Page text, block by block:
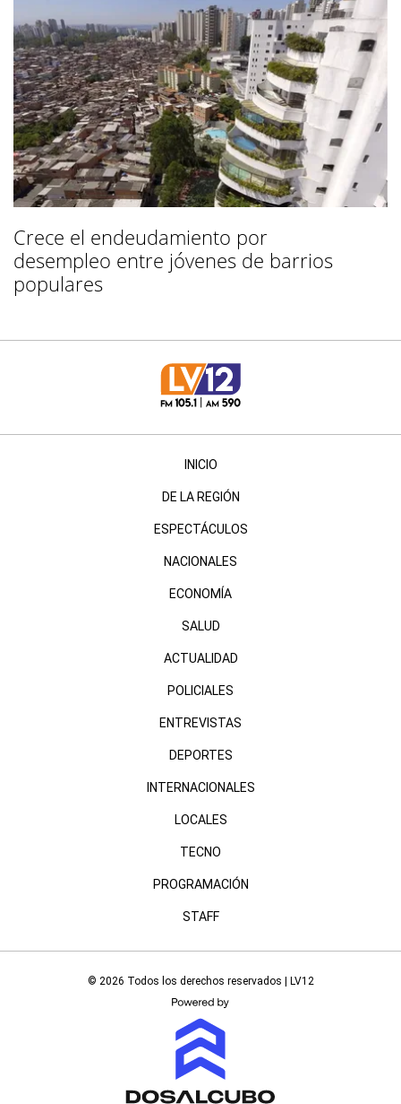
Crece el endeudamiento por
desempleo entre jóvenes de barrios
populares
INICIO
DE LA REGIÓN
ESPECTÁCULOS
NACIONALES
ECONOMÍA
SALUD
ACTUALIDAD
POLICIALES
ENTREVISTAS
DEPORTES
INTERNACIONALES
LOCALES
TECNO
PROGRAMACIÓN
STAFF
© 2026 Todos los derechos reservados | LV12